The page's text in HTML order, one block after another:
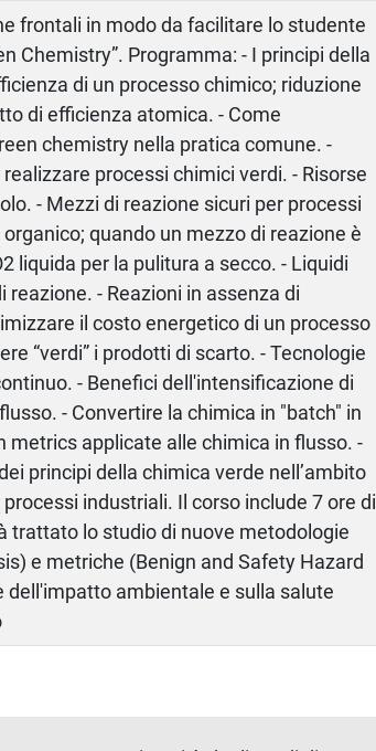
frontali in modo da facilitare lo studente
Chemistry”. Programma: - I principi della
di un processo chimico; riduzione
di efficienza atomica. - Come
chemistry nella pratica comune. -
processi chimici verdi. - Risorse
- Mezzi di reazione sicuri per processi
quando un mezzo di reazione è
liquida per la pulitura a secco. - Liquidi
reazione. - Reazioni in assenza di
il costo energetico di un processo
“verdi” i prodotti di scarto. - Tecnologie
- Benefici dell'intensificazione di
- Convertire la chimica in "batch" in
metrics applicate alle chimica in flusso. -
principi della chimica verde nell’ambito
industriali. Il corso include 7 ore di
trattato lo studio di nuove metodologie
e metriche (Benign and Safety Hazard
dell'impatto ambientale e sulla salute